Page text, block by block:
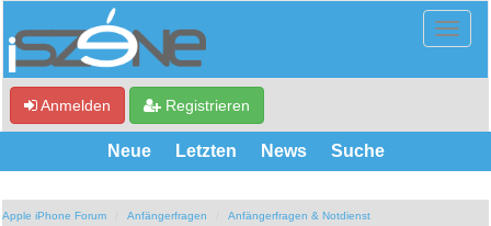
Anmelden Registrieren
Neue Letzten News Suche
Apple iPhone Forum Anfängerfragen Anfängerfragen & Notdienst